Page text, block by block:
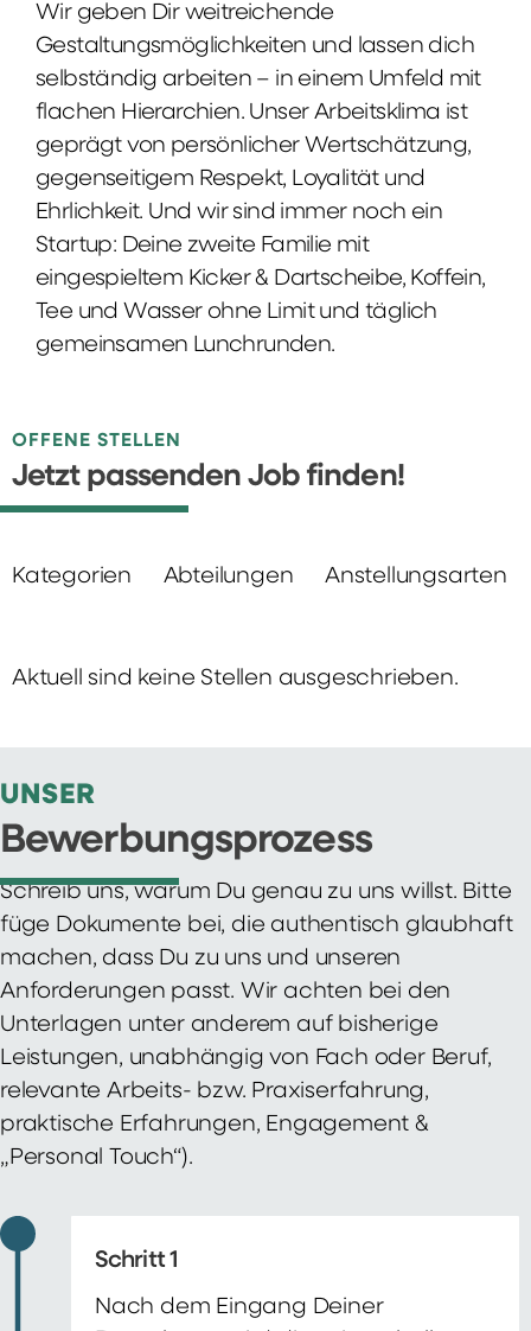
Wir geben Dir weitreichende
Gestaltungsmöglichkeiten und lassen dich
selbständig arbeiten – in einem Umfeld mit
flachen Hierarchien. Unser Arbeitsklima ist
geprägt von persönlicher Wertschätzung,
gegenseitigem Respekt, Loyalität und
Ehrlichkeit. Und wir sind immer noch ein
Startup: Deine zweite Familie mit
eingespieltem Kicker & Dartscheibe, Koffein,
Tee und Wasser ohne Limit und täglich
gemeinsamen Lunchrunden.
OFFENE STELLEN
Jetzt passenden Job finden!
Kategorien Abteilungen Anstellungsarten
Aktuell sind keine Stellen ausgeschrieben.
UNSER
Bewerbungsprozess
Schreib uns, warum Du genau zu uns willst. Bitte
füge Dokumente bei, die authentisch glaubhaft
machen, dass Du zu uns und unseren
Anforderungen passt. Wir achten bei den
Unterlagen unter anderem auf bisherige
Leistungen, unabhängig von Fach oder Beruf,
relevante Arbeits- bzw. Praxiserfahrung,
praktische Erfahrungen, Engagement &
„Personal Touch“).
Schritt 1
Nach dem Eingang Deiner